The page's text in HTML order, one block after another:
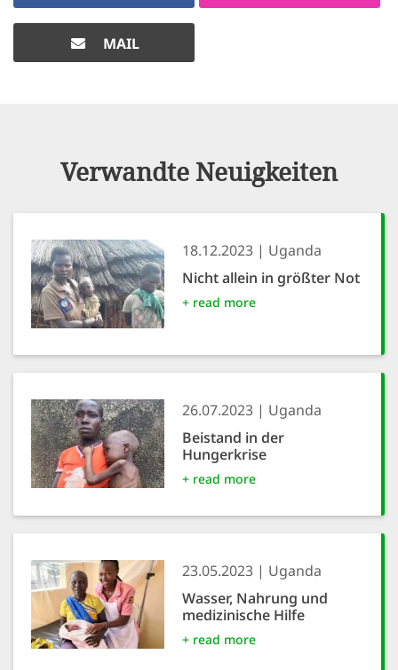
MAIL
Verwandte Neuigkeiten
18.12.2023
Uganda
Nicht allein in größter Not
+ read more
26.07.2023
Uganda
Beistand in der
Hungerkrise
+ read more
23.05.2023
Uganda
Wasser, Nahrung und
medizinische Hilfe
+ read more